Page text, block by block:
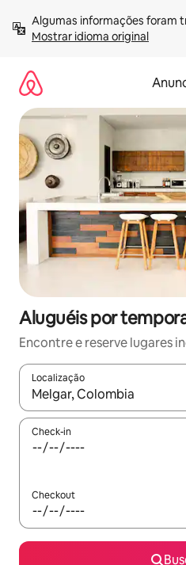
para
Mostrar idioma original
Aluguéis por
Encontre e reserve lugares
Localização
Quando os resultados
Check-in
Checkout